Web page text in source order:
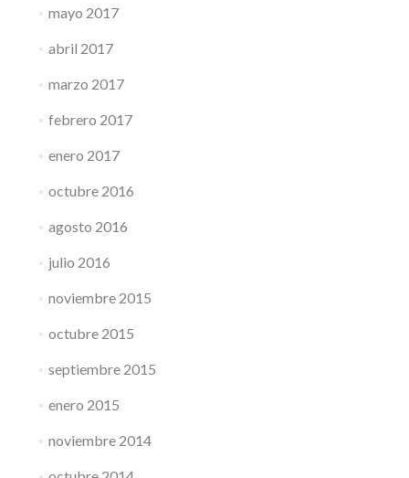
mayo 2017
abril 2017
marzo 2017
febrero 2017
enero 2017
octubre 2016
agosto 2016
julio 2016
noviembre 2015
octubre 2015
septiembre 2015
enero 2015
noviembre 2014